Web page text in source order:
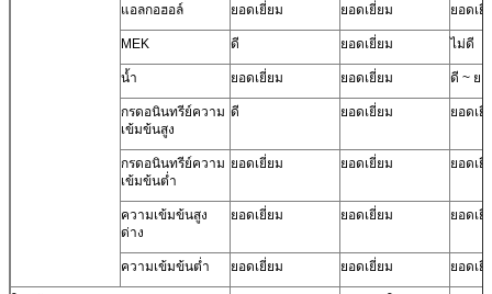
แอลกอฮอล์ ยอดเยี่ยม ยอดเยี่ยม ยอดเยี่
MEK ดี ยอดเยี่ยม ไม่ดี
น้ำ ยอดเยี่ยม ยอดเยี่ยม ดี ~ ยอ
กรดอนินทรีย์ความ
เข้มข้นสูง
ดี ยอดเยี่ยม ยอดเยี่
กรดอนินทรีย์ความ
เข้มข้นต่ำ
ยอดเยี่ยม ยอดเยี่ยม ยอดเยี่
ความเข้มข้นสูง
ด่าง
ยอดเยี่ยม ยอดเยี่ยม ยอดเยี่
ความเข้มข้นต่ำ ยอดเยี่ยม ยอดเยี่ยม ยอดเยี่